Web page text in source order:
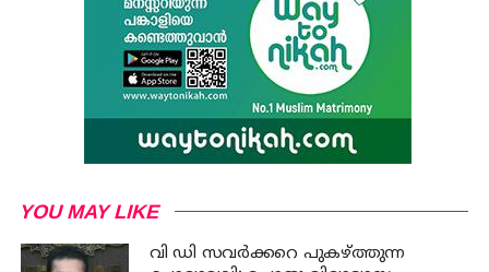
YOU MAY LIKE
വി ഡി സവര്‍ക്കറെ പുകഴ്ത്തുന്ന